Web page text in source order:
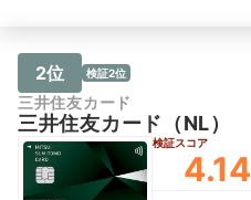
2位 検証2位
三井住友カード
三井住友カード（NL）
検証スコア
4.14